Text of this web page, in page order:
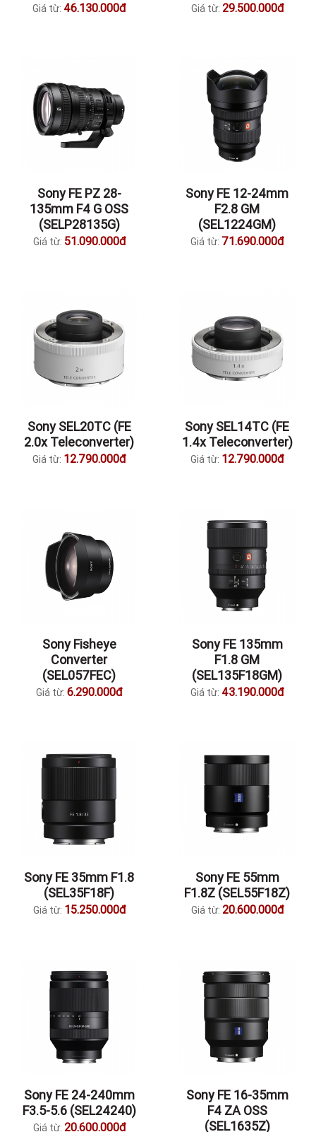
Giá từ: 46.130.000đ Giá từ: 29.500.000đ
Sony FE PZ 28-
135mm F4 G OSS
(SELP28135G)
Giá từ: 51.090.000đ
Sony FE 12-24mm
F2.8 GM
(SEL1224GM)
Giá từ: 71.690.000đ
Sony SEL20TC (FE
2.0x Teleconverter)
Giá từ: 12.790.000đ
Sony SEL14TC (FE
1.4x Teleconverter)
Giá từ: 12.790.000đ
Sony Fisheye
Converter
(SEL057FEC)
Giá từ: 6.290.000đ
Sony FE 135mm
F1.8 GM
(SEL135F18GM)
Giá từ: 43.190.000đ
Sony FE 35mm F1.8
(SEL35F18F)
Giá từ: 15.250.000đ
Sony FE 55mm
F1.8Z (SEL55F18Z)
Giá từ: 20.600.000đ
Sony FE 24-240mm
F3.5-5.6 (SEL24240)
Giá từ: 20.600.000đ
Sony FE 16-35mm
F4 ZA OSS
(SEL1635Z)